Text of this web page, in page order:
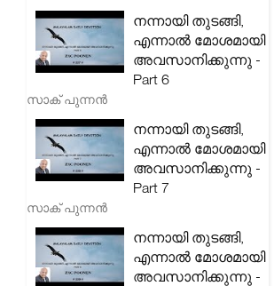
നന്നായി തുടങ്ങി,
എന്നാൽ മോശമായി
അവസാനിക്കുന്നു -
Part 6
സാക് പുന്നൻ
നന്നായി തുടങ്ങി,
എന്നാൽ മോശമായി
അവസാനിക്കുന്നു -
Part 7
സാക് പുന്നൻ
നന്നായി തുടങ്ങി,
എന്നാൽ മോശമായി
അവസാനിക്കുന്നു -